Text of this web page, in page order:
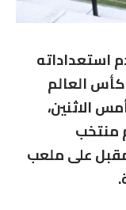
استعداداته
كأس العالم
الاثنين،
منتخب
على ملعب